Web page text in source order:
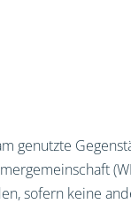
genutzte
sofern keine